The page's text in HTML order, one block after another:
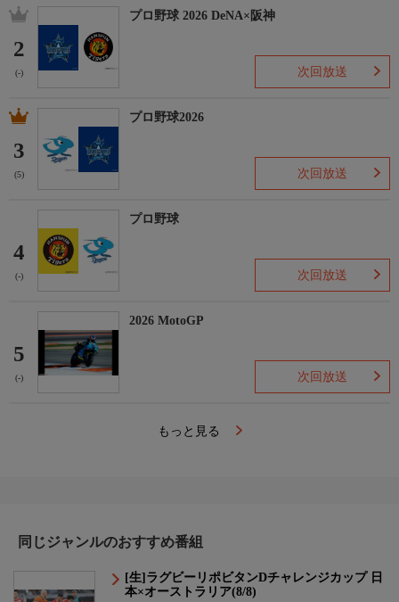
2
(-)
プロ野球 2026 DeNA×阪神
次回放送
3
(5)
プロ野球2026
次回放送
4
(-)
プロ野球
次回放送
5
(-)
2026 MotoGP
次回放送
もっと見る
同じジャンルのおすすめ番組
[生]ラグビーリポビタンDチャレンジカップ 日
本×オーストラリア(8/8)